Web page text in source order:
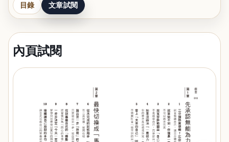
目錄 文章試閱
內頁試閱